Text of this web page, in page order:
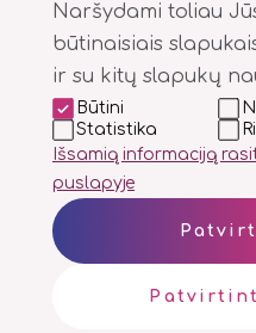
Kigufy.lt Kigufy.lv
Naršydami toliau
būtinaisiais
ir su kitų slapukų
Būtini
Statistika
Išsamią informaciją
puslapyje